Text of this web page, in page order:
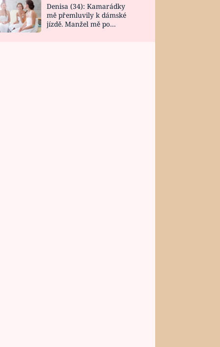
Denisa (34): Kamarádky
mě přemluvily k dámské
jízdě. Manžel mě po